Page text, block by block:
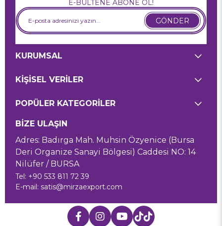
E-BÜLTENE ABONE OL!
GÖNDER
KURUMSAL
KİŞİSEL VERİLER
POPÜLER KATEGORİLER
BİZE ULAŞIN
Adres: Badırga Mah. Muhsin Özyenice (Bursa
Deri Organize Sanayi Bölgesi) Caddesi NO: 14
Nilüfer / BURSA
Tel: +90 533 811 72 39
E-mail: satis@mirzaexport.com